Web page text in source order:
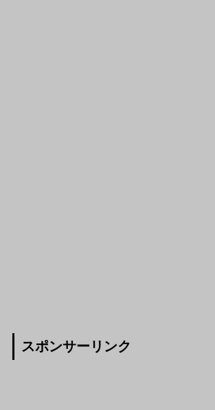
スポンサーリンク